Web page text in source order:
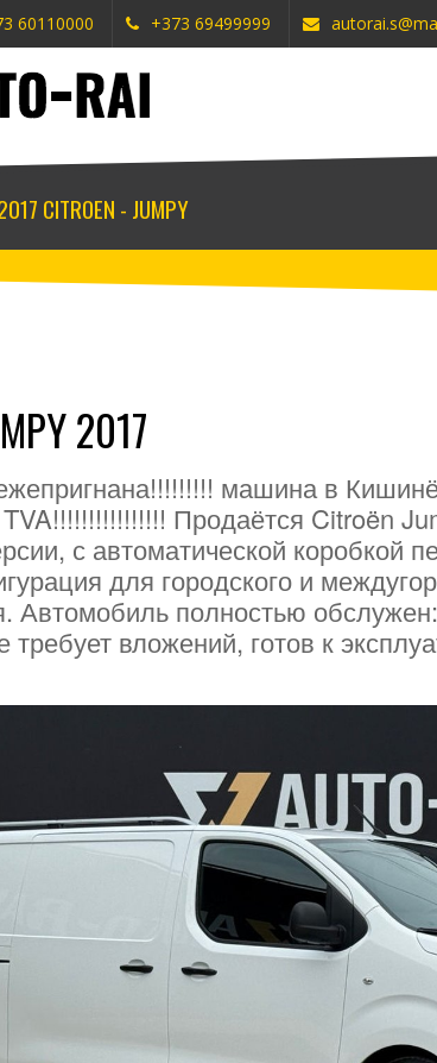
60110000 +373 69499999
CITROEN - JUMPY
2017
машина в
Продаётся Citroën
с автоматической коробкой
для городского и
Автомобиль полностью
требует вложений, готов к